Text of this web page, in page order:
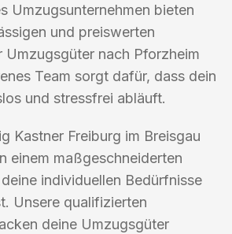
Umzugsunternehmen bieten
und preiswerten
Umzugsgüter nach Pforzheim
Team sorgt dafür, dass dein
und stressfrei abläuft.
Kastner Freiburg im Breisgau
einem maßgeschneiderten
individuellen Bedürfnisse
Unsere qualifizierten
deine Umzugsgüter